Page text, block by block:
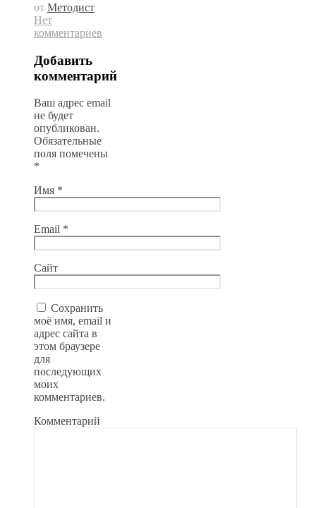
от Методист
Нет
комментариев
Добавить
комментарий
Ваш адрес email
не будет
опубликован.
Обязательные
поля помечены
*
Имя *
Email *
Сайт
Сохранить
моё имя, email и
адрес сайта в
этом браузере
для
последующих
моих
комментариев.
Комментарий